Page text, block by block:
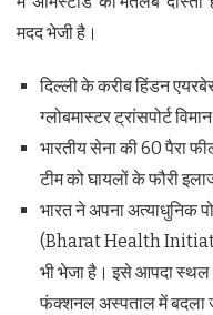
मदद भेजी है।
दिल्ली के करीब हिंडन
ग्लोबमास्टर ट्रांसपोर्ट
भारतीय सेना की 60 पैरा
टीम को घायलों के फौरी
भारत ने अपना अत्याधुनिक
(Bharat Health
भी भेजा है। इसे आपदा
फंक्शनल अस्पताल में बदला